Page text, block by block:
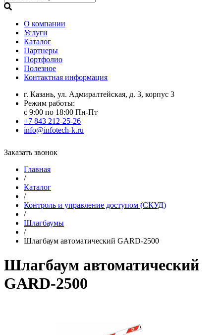
О компании
Услуги
Каталог
Партнеры
Портфолио
Полезное
Контактная информация
г. Казань, ул. Адмиралтейская, д. 3, корпус 3
Режим работы:
с 9:00 по 18:00 Пн-Пт
+7 843 212-25-26
info@infotech-k.ru
Заказать звонок
Главная
/
Каталог
/
Контроль и управление доступом (СКУД)
/
Шлагбаумы
/
Шлагбаум автоматический GARD-2500
Шлагбаум автоматический
GARD-2500